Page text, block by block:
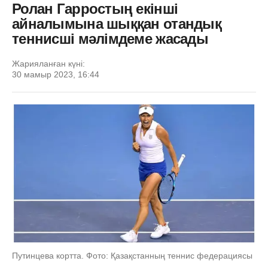
Ролан Гарростың екінші
айналымына шыққан отандық
теннисші мәлімдеме жасады
Жарияланған күні:
30 мамыр 2023, 16:44
Путинцева кортта. Фото: Қазақстанның теннис федерациясы